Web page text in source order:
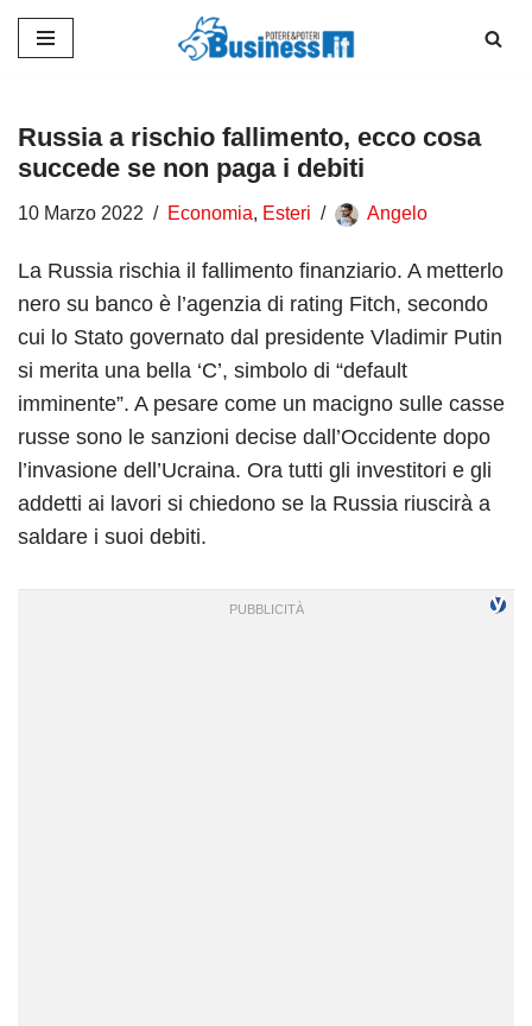
contenuto
Russia a rischio fallimento, ecco cosa
succede se non paga i debiti
10 Marzo 2022 Economia, Esteri Angelo
La Russia rischia il fallimento finanziario. A metterlo
nero su banco è l’agenzia di rating Fitch, secondo
cui lo Stato governato dal presidente Vladimir Putin
si merita una bella ‘C’, simbolo di “default
imminente”. A pesare come un macigno sulle casse
russe sono le sanzioni decise dall’Occidente dopo
l’invasione dell’Ucraina. Ora tutti gli investitori e gli
addetti ai lavori si chiedono se la Russia riuscirà a
saldare i suoi debiti.